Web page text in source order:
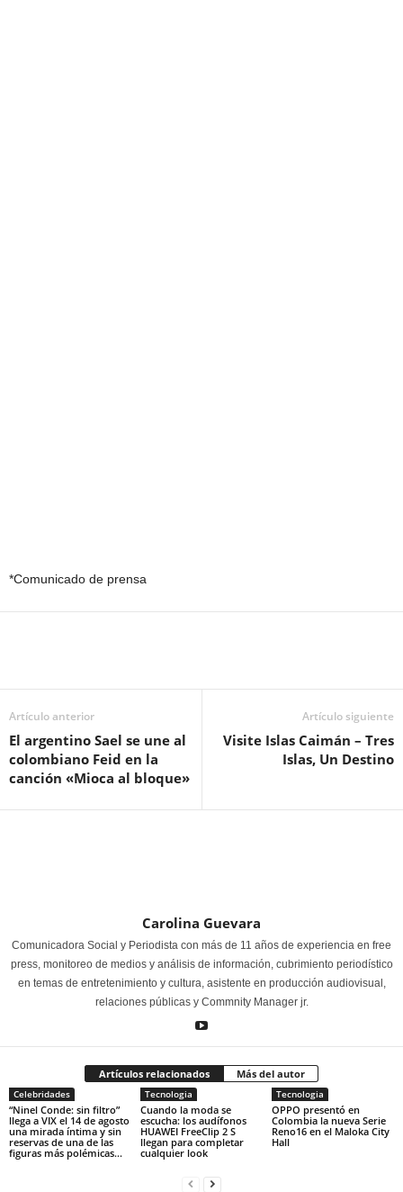
*Comunicado de prensa
Artículo anterior
El argentino Sael se une al
colombiano Feid en la
canción «Mioca al bloque»
Artículo siguiente
Visite Islas Caimán – Tres
Islas, Un Destino
Carolina Guevara
Comunicadora Social y Periodista con más de 11 años de experiencia en free
press, monitoreo de medios y análisis de información, cubrimiento periodístico
en temas de entretenimiento y cultura, asistente en producción audiovisual,
relaciones públicas y Commnity Manager jr.
Artículos relacionados Más del autor
Celebridades
“Ninel Conde: sin filtro”
llega a VIX el 14 de agosto
una mirada íntima y sin
reservas de una de las
figuras más polémicas...
Tecnologia
Cuando la moda se
escucha: los audífonos
HUAWEI FreeClip 2 S
llegan para completar
cualquier look
Tecnologia
OPPO presentó en
Colombia la nueva Serie
Reno16 en el Maloka City
Hall